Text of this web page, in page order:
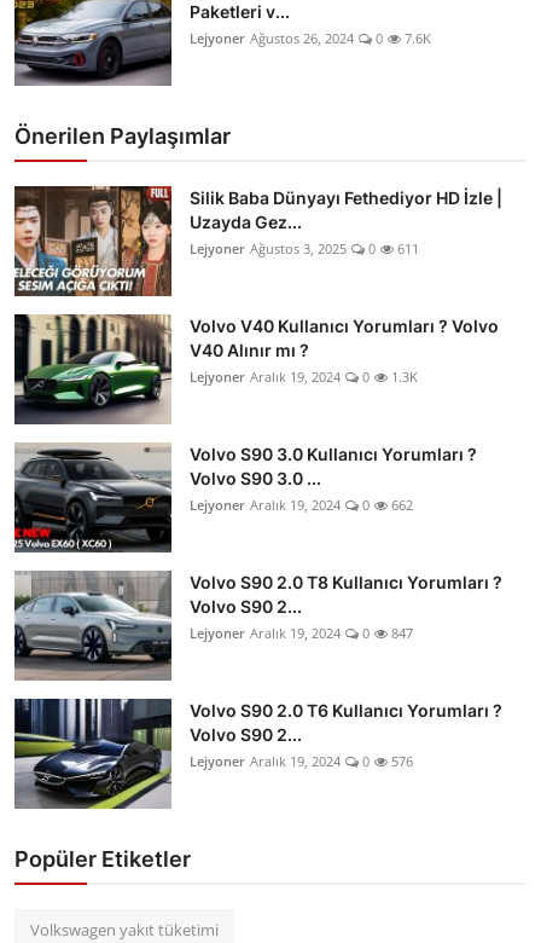
Paketleri v...
Lejyoner Ağustos 26, 2024 0 7.6K
Önerilen Paylaşımlar
Silik Baba Dünyayı Fethediyor HD İzle |
Uzayda Gez...
Lejyoner Ağustos 3, 2025 0 611
Volvo V40 Kullanıcı Yorumları ? Volvo
V40 Alınır mı ?
Lejyoner Aralık 19, 2024 0 1.3K
Volvo S90 3.0 Kullanıcı Yorumları ?
Volvo S90 3.0 ...
Lejyoner Aralık 19, 2024 0 662
Volvo S90 2.0 T8 Kullanıcı Yorumları ?
Volvo S90 2...
Lejyoner Aralık 19, 2024 0 847
Volvo S90 2.0 T6 Kullanıcı Yorumları ?
Volvo S90 2...
Lejyoner Aralık 19, 2024 0 576
Popüler Etiketler
Volkswagen yakıt tüketimi